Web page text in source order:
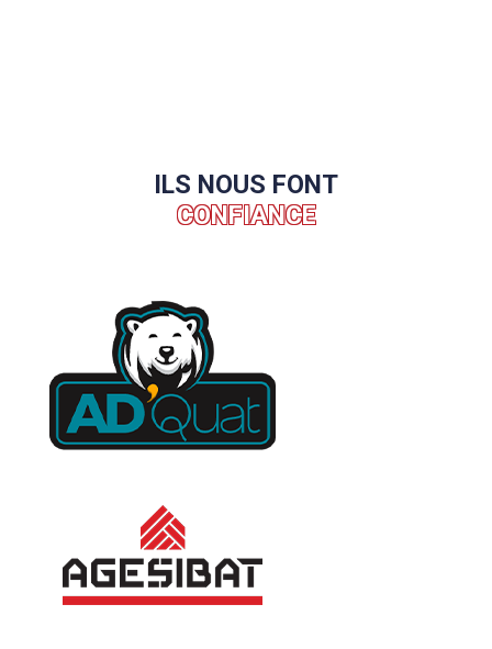
ILS NOUS FONT
CONFIANCE